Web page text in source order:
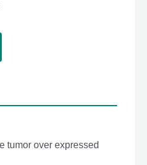
tumor over expressed